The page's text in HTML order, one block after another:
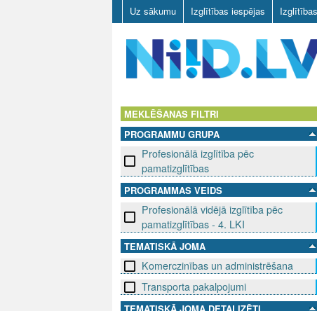
Uz sākumu Izglītības iespējas
D
L
V
MEKLĒŠANAS FILTRI
PROGRAMMU GRUPA
Profesionālā izglītība pēc
pamatizglītības
PROGRAMMAS VEIDS
Profesionālā vidējā izglītība pēc
pamatizglītības - 4. LKI
TEMATISKĀ JOMA
Komerczinības un administrēšana
Transporta pakalpojumi